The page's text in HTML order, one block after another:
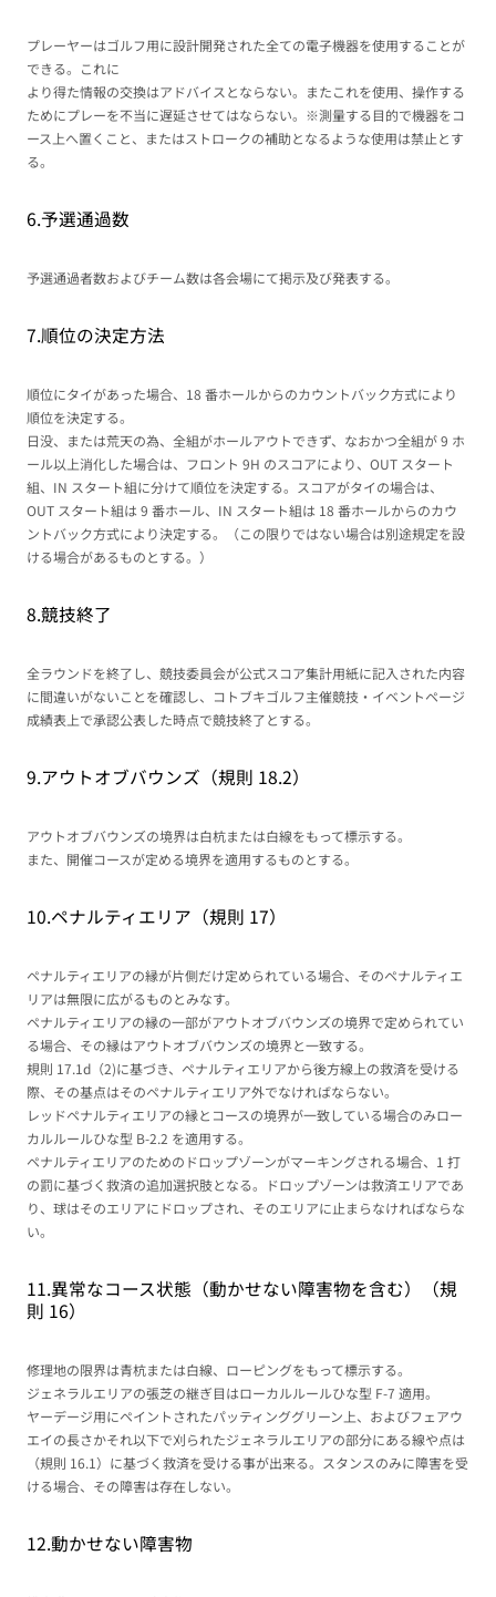
プレーヤーはゴルフ用に設計開発された全ての電子機器を使用することが
できる。これに
より得た情報の交換はアドバイスとならない。またこれを使用、操作する
ためにプレーを不当に遅延させてはならない。※測量する目的で機器をコ
ース上へ置くこと、またはストロークの補助となるような使用は禁止とす
る。
6.予選通過数
予選通過者数およびチーム数は各会場にて掲示及び発表する。
7.順位の決定方法
順位にタイがあった場合、18 番ホールからのカウントバック方式により
順位を決定する。
日没、または荒天の為、全組がホールアウトできず、なおかつ全組が 9 ホ
ール以上消化した場合は、フロント 9H のスコアにより、OUT スタート
組、IN スタート組に分けて順位を決定する。スコアがタイの場合は、
OUT スタート組は 9 番ホール、IN スタート組は 18 番ホールからのカウ
ントバック方式により決定する。（この限りではない場合は別途規定を設
ける場合があるものとする。）
8.競技終了
全ラウンドを終了し、競技委員会が公式スコア集計用紙に記入された内容
に間違いがないことを確認し、コトブキゴルフ主催競技・イベントページ
成績表上で承認公表した時点で競技終了とする。
9.アウトオブバウンズ（規則 18.2）
アウトオブバウンズの境界は白杭または白線をもって標示する。
また、開催コースが定める境界を適用するものとする。
10.ペナルティエリア（規則 17）
ペナルティエリアの縁が片側だけ定められている場合、そのペナルティエ
リアは無限に広がるものとみなす。
ペナルティエリアの縁の一部がアウトオブバウンズの境界で定められてい
る場合、その縁はアウトオブバウンズの境界と一致する。
規則 17.1d（2)に基づき、ペナルティエリアから後方線上の救済を受ける
際、その基点はそのペナルティエリア外でなければならない。
レッドペナルティエリアの縁とコースの境界が一致している場合のみロー
カルルールひな型 B-2.2 を適用する。
ペナルティエリアのためのドロップゾーンがマーキングされる場合、1 打
の罰に基づく救済の追加選択肢となる。ドロップゾーンは救済エリアであ
り、球はそのエリアにドロップされ、そのエリアに止まらなければならな
い。
11.異常なコース状態（動かせない障害物を含む）（規
則 16）
修理地の限界は青杭または白線、ローピングをもって標示する。
ジェネラルエリアの張芝の継ぎ目はローカルルールひな型 F-7 適用。
ヤーデージ用にペイントされたパッティンググリーン上、およびフェアウ
エイの長さかそれ以下で刈られたジェネラルエリアの部分にある線や点は
（規則 16.1）に基づく救済を受ける事が出来る。スタンスのみに障害を受
ける場合、その障害は存在しない。
12.動かせない障害物